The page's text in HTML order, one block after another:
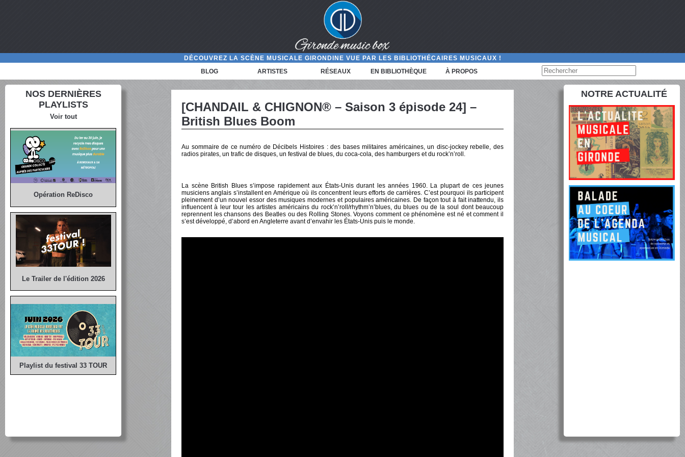
DÉCOUVREZ LA SCÈNE MUSICALE GIRONDINE VUE PAR LES BIBLIOTHÉCAIRES MUSICAUX !
BLOG
ARTISTES RÉSEAUX EN BIBLIOTHÈQUE À PROPOS
NOS DERNIÈRES
PLAYLISTS
Voir tout
Opération ReDisco
Le Trailer de l'édition 2026
Playlist du festival 33 TOUR
[CHANDAIL & CHIGNON® – Saison 3 épisode 24] –
British Blues Boom
Au sommaire de ce numéro de Décibels Histoires : des bases militaires américaines, un disc-jockey rebelle, des
radios pirates, un trafic de disques, un festival de blues, du coca-cola, des hamburgers et du rock’n’roll.
La scène British Blues s’impose rapidement aux États-Unis durant les années 1960. La plupart de ces jeunes
musiciens anglais s’installent en Amérique où ils concentrent leurs efforts de carrières. C’est pourquoi ils participent
pleinement d’un nouvel essor des musiques modernes et populaires américaines. De façon tout à fait inattendu, ils
influencent à leur tour les artistes américains du rock’n’roll/rhythm’n’blues, du blues ou de la soul dont beaucoup
reprennent les chansons des Beatles ou des Rolling Stones. Voyons comment ce phénomène est né et comment il
s’est développé, d’abord en Angleterre avant d’envahir les États-Unis puis le monde.
NOTRE ACTUALITÉ